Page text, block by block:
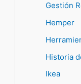
Gestión
Hemper
Historia
Ikea